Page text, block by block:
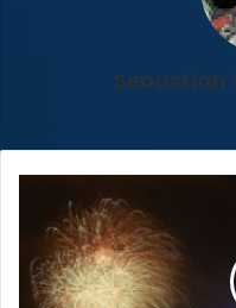
Sebastian
comienza
despedir